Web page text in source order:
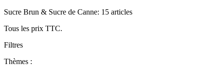
Sucre Brun & Sucre de Canne: 15 articles
Tous les prix TTC.
Filtres
Thèmes :